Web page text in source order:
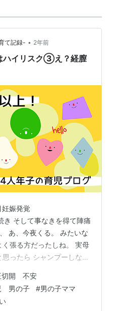
て記録- • 2年前
ハイリスク③え？経膣
娠発覚
そして事なきを得て陣痛
あ、今夜くる。 みたいな
張る方だったしね。 実母
ったら シャンプーしなさ
それが自分の時は めちゃ
今回は深夜にこれは陣痛
朝3時。これは強くなっ
切開 不安
男の子 #男の子ママ